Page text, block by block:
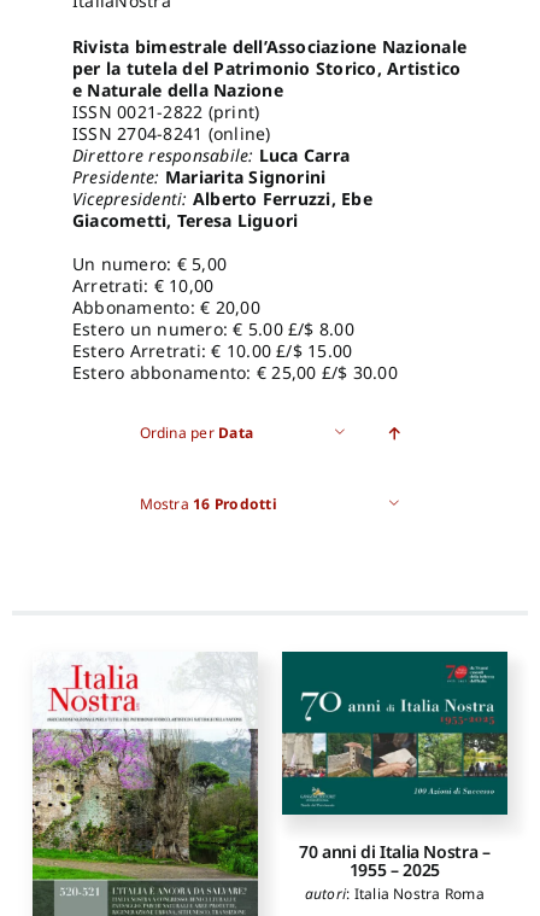
Proposte di pubblicazione
Gangemi Editore
Newsletter
Rivista bimestrale dell’Associazione Nazionale
per la tutela del Patrimonio Storico, Artistico
e Naturale della Nazione
ISSN 0021-2822 (print)
ISSN 2704-8241 (online)
Direttore responsabile: Luca Carra
Presidente: Mariarita Signorini
Vicepresidenti: Alberto Ferruzzi, Ebe
Giacometti, Teresa Liguori
Un numero: € 5,00
Arretrati: € 10,00
Abbonamento: € 20,00
Estero un numero: € 5.00 £/$ 8.00
Estero Arretrati: € 10.00 £/$ 15.00
Estero abbonamento: € 25,00 £/$ 30.00
Ordina per Data
Mostra 16 Prodotti
70 anni di Italia Nostra –
1955 – 2025
autori: Italia Nostra Roma